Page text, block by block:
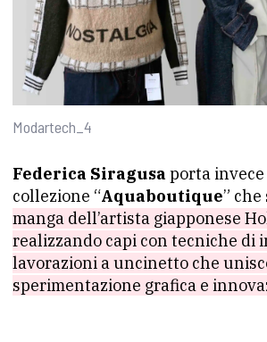
Modartech_4
Federica Siragusa porta
collezione “Aquaboutique”
manga dell’artista giapponese
realizzando capi con tecniche di
lavorazioni a uncinetto che
sperimentazione grafica e